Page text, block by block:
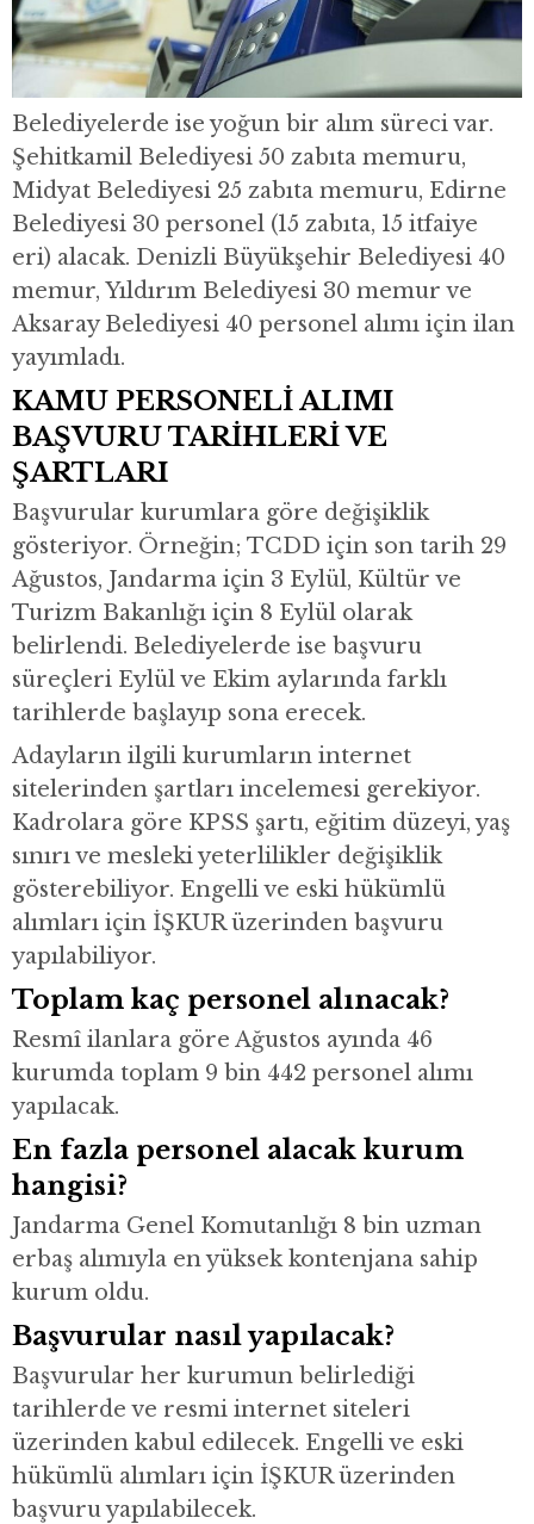
Belediyelerde ise yoğun bir alım süreci var.
Şehitkamil Belediyesi 50 zabıta memuru,
Midyat Belediyesi 25 zabıta memuru, Edirne
Belediyesi 30 personel (15 zabıta, 15 itfaiye
eri) alacak. Denizli Büyükşehir Belediyesi 40
memur, Yıldırım Belediyesi 30 memur ve
Aksaray Belediyesi 40 personel alımı için ilan
yayımladı.
KAMU PERSONELİ ALIMI
BAŞVURU TARİHLERİ VE
ŞARTLARI
Başvurular kurumlara göre değişiklik
gösteriyor. Örneğin; TCDD için son tarih 29
Ağustos, Jandarma için 3 Eylül, Kültür ve
Turizm Bakanlığı için 8 Eylül olarak
belirlendi. Belediyelerde ise başvuru
süreçleri Eylül ve Ekim aylarında farklı
tarihlerde başlayıp sona erecek.
Adayların ilgili kurumların internet
sitelerinden şartları incelemesi gerekiyor.
Kadrolara göre KPSS şartı, eğitim düzeyi, yaş
sınırı ve mesleki yeterlilikler değişiklik
gösterebiliyor. Engelli ve eski hükümlü
alımları için İŞKUR üzerinden başvuru
yapılabiliyor.
Toplam kaç personel alınacak?
Resmî ilanlara göre Ağustos ayında 46
kurumda toplam 9 bin 442 personel alımı
yapılacak.
En fazla personel alacak kurum
hangisi?
Jandarma Genel Komutanlığı 8 bin uzman
erbaş alımıyla en yüksek kontenjana sahip
kurum oldu.
Başvurular nasıl yapılacak?
Başvurular her kurumun belirlediği
tarihlerde ve resmi internet siteleri
üzerinden kabul edilecek. Engelli ve eski
hükümlü alımları için İŞKUR üzerinden
başvuru yapılabilecek.